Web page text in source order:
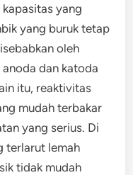
yang
yang buruk tetap
oleh
dan katoda
itu, reaktivitas
mudah terbakar
yang serius. Di
terlarut lemah
tidak mudah